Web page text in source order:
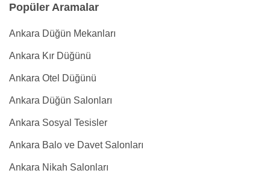
Popüler Aramalar
Ankara Düğün Mekanları
Ankara Kır Düğünü
Ankara Otel Düğünü
Ankara Düğün Salonları
Ankara Sosyal Tesisler
Ankara Balo ve Davet Salonları
Ankara Nikah Salonları